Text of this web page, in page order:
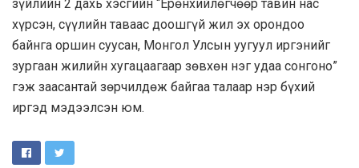
зүйлийн 2 дахь хэсгийн “Ерөнхийлөгчөөр тавин нас
хүрсэн, сүүлийн таваас доошгүй жил эх орондоо
байнга оршин суусан, Монгол Улсын уугуул иргэнийг
зургаан жилийн хугацаагаар зөвхөн нэг удаа сонгоно”
гэж заасантай зөрчилдөж байгаа талаар нэр бүхий
иргэд мэдээлсэн юм.